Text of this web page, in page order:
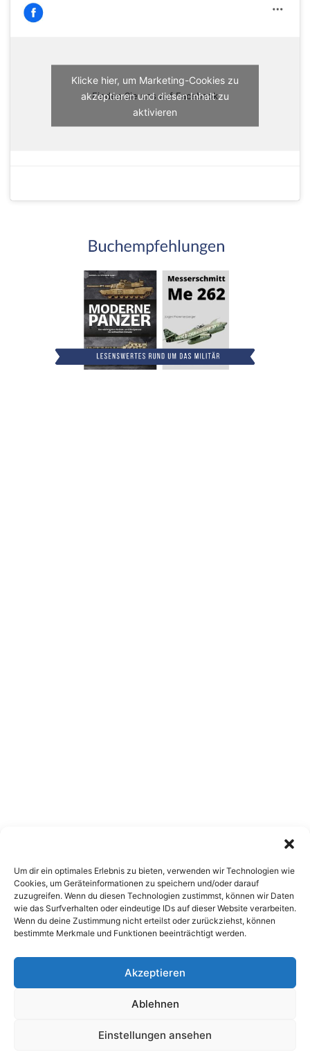
Um dir ein optimales Erlebnis zu bieten, verwenden wir Technologien wie
Cookies, um Geräteinformationen zu speichern und/oder darauf
zuzugreifen. Wenn du diesen Technologien zustimmst, können wir Daten
wie das Surfverhalten oder eindeutige IDs auf dieser Website verarbeiten.
Wenn du deine Zustimmung nicht erteilst oder zurückziehst, können
bestimmte Merkmale und Funktionen beeinträchtigt werden.
Akzeptieren
Ablehnen
Einstellungen ansehen
Finden Sie uns auf Facebook
Klicke hier, um Marketing-Cookies zu
akzeptieren und diesen Inhalt zu
aktivieren
Copyright 2026, All Rights Reserved